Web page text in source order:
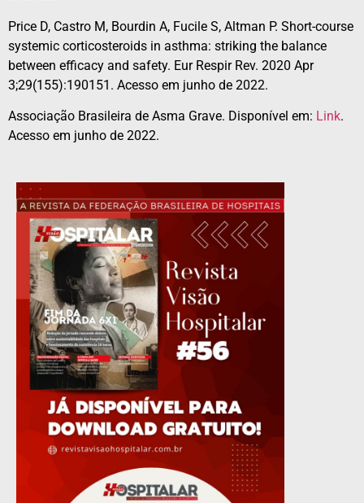
Price D, Castro M, Bourdin A, Fucile S, Altman P. Short-course
systemic corticosteroids in asthma: striking the balance
between efficacy and safety. Eur Respir Rev. 2020 Apr
3;29(155):190151. Acesso em junho de 2022.
Associação Brasileira de Asma Grave. Disponível em: Link.
Acesso em junho de 2022.